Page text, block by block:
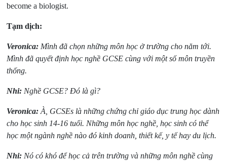
become a biologist.
Tạm dịch:
Veronica: Mình đã chọn những môn học ở trường cho năm tới.
Mình đã quyết định học nghề GCSE cùng với một số môn truyền
thống.
Nhi: Nghề GCSE? Đó là gì?
Veronica:À, GCSEs là những chứng chỉ giáo dục trung học dành
cho học sinh 14-16 tuổi. Những môn học nghề, học sinh có thể
học một ngành nghề nào đó kinh doanh, thiết kế, y tế hay du lịch.
Nhi: Nó có khó để học cả trên trường và những môn nghề cùng